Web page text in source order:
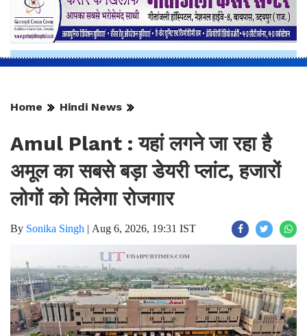
Home Hindi News
Amul Plant : यहां लगने जा रहा है
अमूल का सबसे बड़ा डेयरी प्लांट, हजारों
लोगों को मिलेगा रोजगार
By Sonika Singh | Aug 6, 2026, 19:31 IST